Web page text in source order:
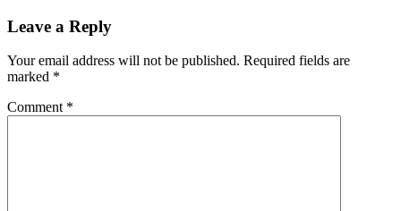
Leave a Reply
Your email address will not be published. Required fields are
marked *
Comment *